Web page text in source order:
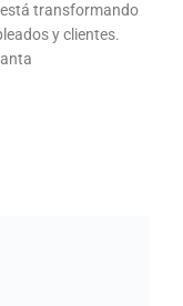
transformando
y clientes.